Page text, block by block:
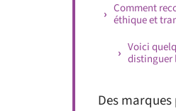
Comment
éthique et
Voici
distinguer
Des